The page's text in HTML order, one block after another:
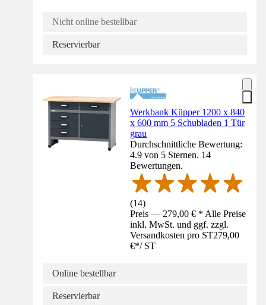
Nicht online bestellbar
Reservierbar
Werkbank Küpper 1200 x 840
x 600 mm 5 Schubladen 1 Tür
grau
Durchschnittliche Bewertung:
4.9 von 5 Sternen. 14
Bewertungen.
(14)
Preis — 279,00 € * Alle Preise
inkl. MwSt. und ggf. zzgl.
Versandkosten pro ST279,00
€*/ ST
Online bestellbar
Reservierbar